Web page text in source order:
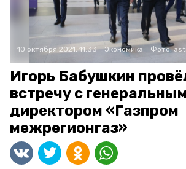
10 октября 2021, 11:33 Экономика Фото:
Игорь Бабушкин
встречу с
директором «Газпром
межрегионгаз»